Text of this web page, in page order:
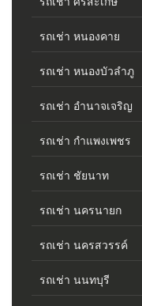
รถเช่า หนองคาย
รถเช่า หนองบัวลำภู
รถเช่า อำนาจเจริญ
รถเช่า กำแพงเพชร
รถเช่า ชัยนาท
รถเช่า นครนายก
รถเช่า นครสวรรค์
รถเช่า นนทบุรี